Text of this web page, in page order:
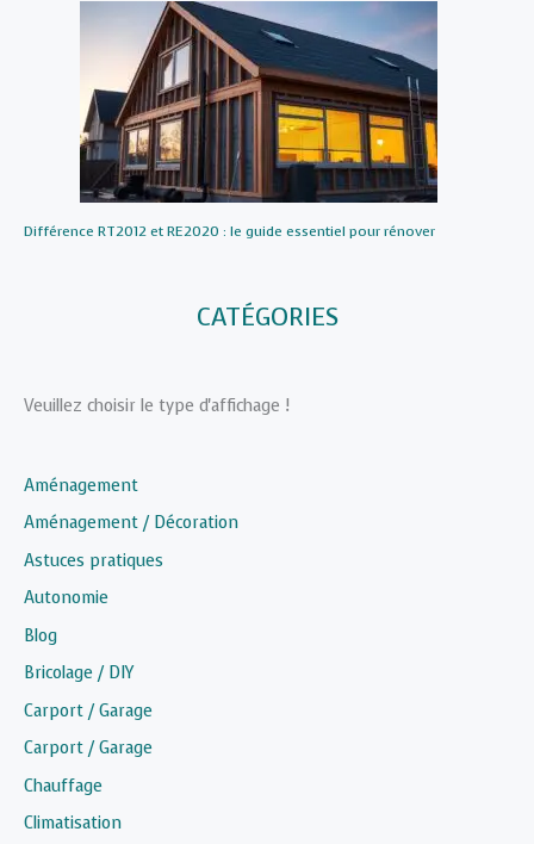
Différence RT2012 et RE2020 : le guide essentiel pour rénover
CATÉGORIES
Veuillez choisir le type d'affichage !
Aménagement
Aménagement / Décoration
Astuces pratiques
Autonomie
Blog
Bricolage / DIY
Carport / Garage
Carport / Garage
Chauffage
Climatisation